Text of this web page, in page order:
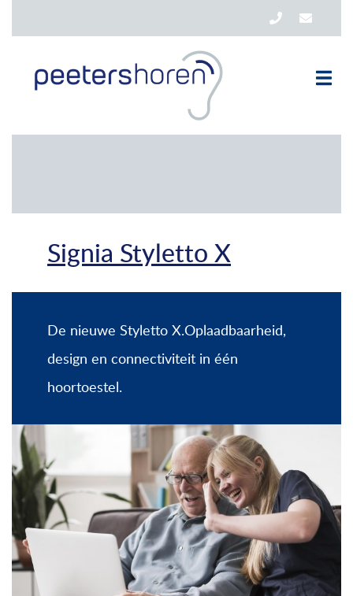
Signia Styletto X
De nieuwe Styletto X.Oplaadbaarheid,
design en connectiviteit in één
hoortoestel.